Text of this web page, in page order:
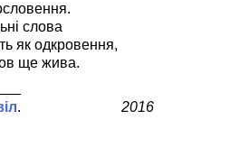
слова
як одкровення,
ще жива.
2016